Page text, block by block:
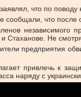
что по
сообщали, что после
независимого
Стаханове. Не
предприятия
привлечь к
наряду с